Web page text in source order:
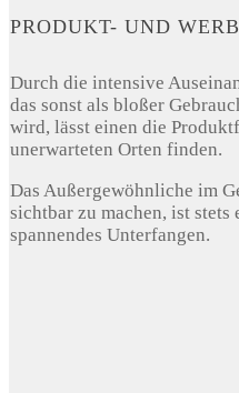
PRODUKT- UND
Durch die intensive
das sonst als bloßer
wird, lässt einen die
unerwarteten Orten finden.
Das Außergewöhnliche im
sichtbar zu machen, ist stets
spannendes Unterfangen.